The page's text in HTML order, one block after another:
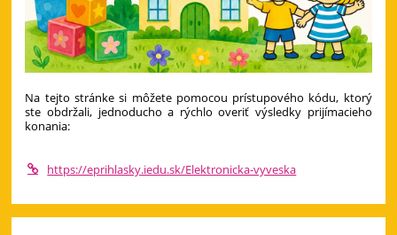
Na tejto stránke si môžete pomocou prístupového kódu, ktorý
ste obdržali, jednoducho a rýchlo overiť výsledky prijímacieho
konania:
https://eprihlasky.iedu.sk/Elektronicka-vyveska